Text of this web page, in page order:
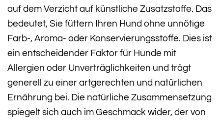
auf dem Verzicht auf künstliche Zusatzstoffe. Das
bedeutet, Sie füttern Ihren Hund ohne unnötige
Farb-, Aroma- oder Konservierungsstoffe. Dies ist
ein entscheidender Faktor für Hunde mit
Allergien oder Unverträglichkeiten und trägt
generell zu einer artgerechten und natürlichen
Ernährung bei. Die natürliche Zusammensetzung
spiegelt sich auch im Geschmack wider, der von